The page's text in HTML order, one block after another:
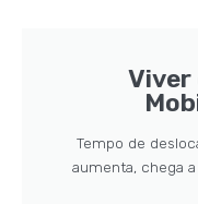
Viver
Tempo de
aumenta, chega